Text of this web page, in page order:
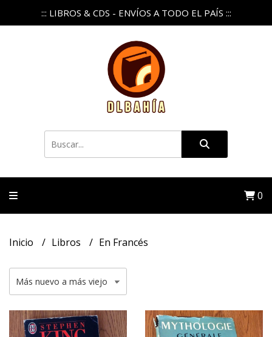
::: LIBROS & CDS - ENVÍOS A TODO EL PAÍS :::
0
Inicio Libros En Francés